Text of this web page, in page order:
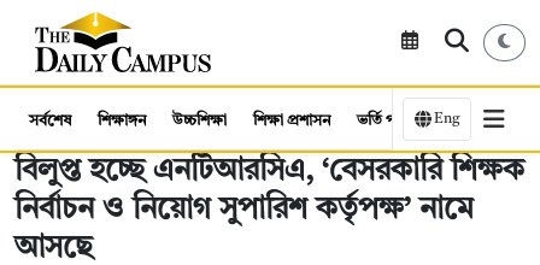
সর্বশেষ শিক্ষাঙ্গন উচ্চশিক্ষা শিক্ষা প্রশাসন ভর্তি পরীক্ষা কর্মসংস্থান
Eng
বিলুপ্ত হচ্ছে এনটিআরসিএ, ‘বেসরকারি শিক্ষক
নির্বাচন ও নিয়োগ সুপারিশ কর্তৃপক্ষ’ নামে
আসছে